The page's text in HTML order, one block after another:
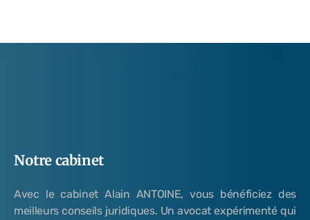
Notre cabinet
Avec le cabinet Alain ANTOINE, vous bénéficiez des
meilleurs conseils juridiques. Un avocat expérimenté qui